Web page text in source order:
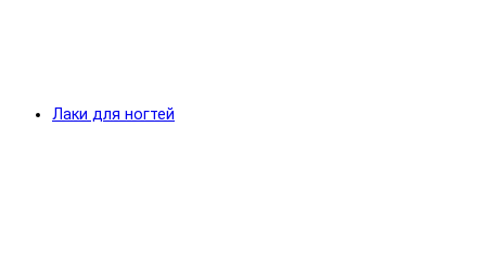
Лаки для ногтей